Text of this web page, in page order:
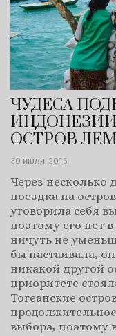
ЧУДЕСА
ОСТРОВ
30 июля, 2015.
Через несколько
поездка на
уговорила себя
поэтому его нет
ничуть не
бы настаивала,
никакой другой
приоритете
Тогеанские
выбора, поэтому